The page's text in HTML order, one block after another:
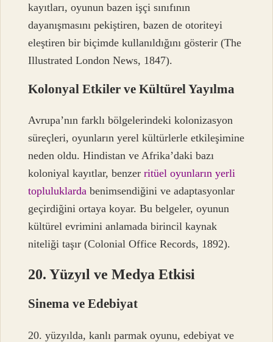
kayıtları, oyunun bazen işçi sınıfının
dayanışmasını pekiştiren, bazen de otoriteyi
eleştiren bir biçimde kullanıldığını gösterir (The
Illustrated London News, 1847).
Kolonyal Etkiler ve Kültürel Yayılma
Avrupa’nın farklı bölgelerindeki kolonizasyon
süreçleri, oyunların yerel kültürlerle etkileşimine
neden oldu. Hindistan ve Afrika’daki bazı
koloniyal kayıtlar, benzerritüel oyunların yerli
topluluklarda benimsendiğini ve adaptasyonlar
geçirdiğini ortaya koyar. Bu belgeler, oyunun
kültürel evrimini anlamada birincil kaynak
niteliği taşır (Colonial Office Records, 1892).
20. Yüzyıl ve Medya Etkisi
Sinema ve Edebiyat
20. yüzyılda, kanlı parmak oyunu, edebiyat ve